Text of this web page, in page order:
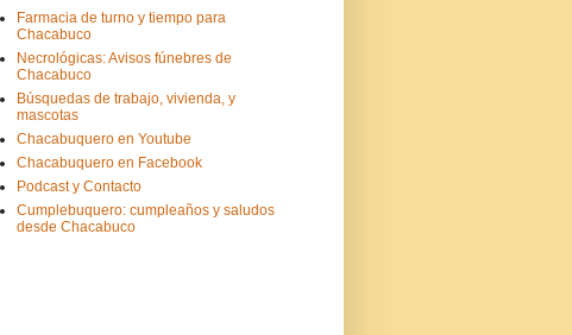
Farmacia de turno y tiempo para
Chacabuco
Necrológicas: Avisos fúnebres de
Chacabuco
Búsquedas de trabajo, vivienda, y
mascotas
Chacabuquero en Youtube
Chacabuquero en Facebook
Podcast y Contacto
Cumplebuquero: cumpleaños y saludos
desde Chacabuco